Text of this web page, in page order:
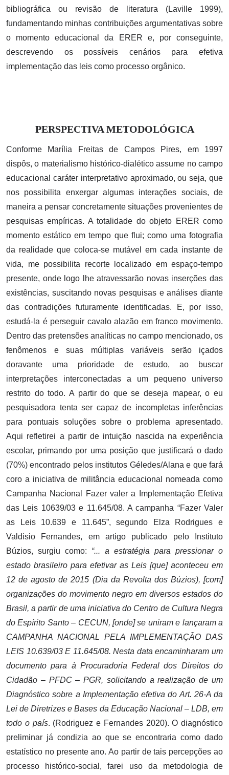
bibliográfica ou revisão de literatura (Laville 1999),
fundamentando minhas contribuições argumentativas sobre
o momento educacional da ERER e, por conseguinte,
descrevendo os possíveis cenários para efetiva
implementação das leis como processo orgânico.
PERSPECTIVA METODOLÓGICA
Conforme Marília Freitas de Campos Pires, em 1997
dispôs, o materialismo histórico-dialético assume no campo
educacional caráter interpretativo aproximado, ou seja, que
nos possibilita enxergar algumas interações sociais, de
maneira a pensar concretamente situações provenientes de
pesquisas empíricas. A totalidade do objeto ERER como
momento estático em tempo que flui; como uma fotografia
da realidade que coloca-se mutável em cada instante de
vida, me possibilita recorte localizado em espaço-tempo
presente, onde logo lhe atravessarão novas inserções das
existências, suscitando novas pesquisas e análises diante
das contradições futuramente identificadas. E, por isso,
estudá-la é perseguir cavalo alazão em franco movimento.
Dentro das pretensões analíticas no campo mencionado, os
fenômenos e suas múltiplas variáveis serão içados
doravante uma prioridade de estudo, ao buscar
interpretações interconectadas a um pequeno universo
restrito do todo. A partir do que se deseja mapear, o eu
pesquisadora tenta ser capaz de incompletas inferências
para pontuais soluções sobre o problema apresentado.
Aqui refletirei a partir de intuição nascida na experiência
escolar, primando por uma posição que justificará o dado
(70%) encontrado pelos institutos Géledes/Alana e que fará
coro a iniciativa de militância educacional nomeada como
Campanha Nacional Fazer valer a Implementação Efetiva
das Leis 10639/03 e 11.645/08. A campanha “Fazer Valer
as Leis 10.639 e 11.645”, segundo Elza Rodrigues e
Valdisio Fernandes, em artigo publicado pelo Instituto
Búzios, surgiu como: “... a estratégia para pressionar o
estado brasileiro para efetivar as Leis [que] aconteceu em
12 de agosto de 2015 (Dia da Revolta dos Búzios), [com]
organizações do movimento negro em diversos estados do
Brasil, a partir de uma iniciativa do Centro de Cultura Negra
do Espírito Santo – CECUN, [onde] se uniram e lançaram a
CAMPANHA NACIONAL PELA IMPLEMENTAÇÃO DAS
LEIS 10.639/03 E 11.645/08. Nesta data encaminharam um
documento para à Procuradoria Federal dos Direitos do
Cidadão – PFDC – PGR, solicitando a realização de um
Diagnóstico sobre a Implementação efetiva do Art. 26-A da
Lei de Diretrizes e Bases da Educação Nacional – LDB, em
todo o país. (Rodriguez e Fernandes 2020). O diagnóstico
preliminar já condizia ao que se encontraria como dado
estatístico no presente ano. Ao partir de tais percepções ao
processo histórico-social, farei uso da metodologia de